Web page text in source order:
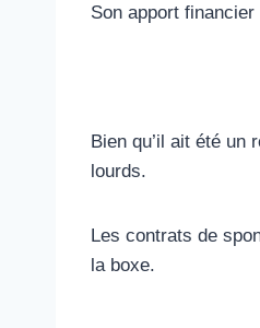
Son apport
Bien qu’il ait été un
lourds.
Les contrats de
la boxe.